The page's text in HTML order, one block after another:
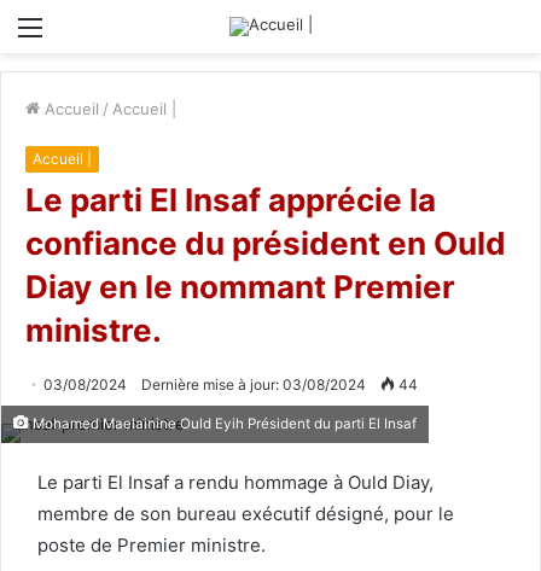
Menu
Accueil / Accueil |
Accueil |
Le parti El Insaf apprécie la
confiance du président en Ould
Diay en le nommant Premier
ministre.
03/08/2024 Dernière mise à jour: 03/08/2024 44
Mohamed Maelainine Ould Eyih Président du parti El Insaf
Le parti El Insaf a rendu hommage à Ould Diay,
membre de son bureau exécutif désigné, pour le
poste de Premier ministre.